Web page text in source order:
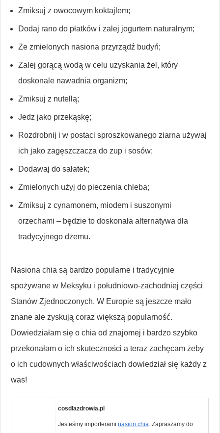
Zmiksuj z owocowym koktajlem;
Dodaj rano do płatków i zalej jogurtem naturalnym;
Ze zmielonych nasiona przyrządź budyń;
Zalej gorącą wodą w celu uzyskania żel, który
doskonale nawadnia organizm;
Zmiksuj z nutellą;
Jedz jako przekąskę;
Rozdrobnij i w postaci sproszkowanego ziarna używaj
ich jako zagęszczacza do zup i sosów;
Dodawaj do sałatek;
Zmielonych użyj do pieczenia chleba;
Zmiksuj z cynamonem, miodem i suszonymi
orzechami – będzie to doskonała alternatywa dla
tradycyjnego dżemu.
Nasiona chia są bardzo popularne i tradycyjnie
spożywane w Meksyku i południowo-zachodniej części
Stanów Zjednoczonych. W Europie są jeszcze mało
znane ale zyskują coraz większą popularność.
Dowiedziałam się o chia od znajomej i bardzo szybko
przekonałam o ich skuteczności a teraz zachęcam żeby
o ich cudownych właściwościach dowiedział się każdy z
was!
cosdlazdrowia.pl
Jesteśmy importeraminasion chia. Zapraszamy do